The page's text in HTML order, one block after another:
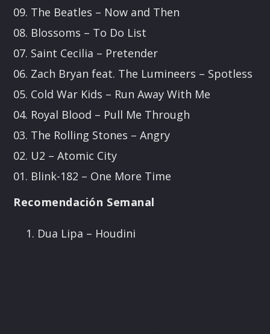
09. The Beatles – Now and Then
08. Blossoms – To Do List
07. Saint Cecilia – Pretender
06. Zach Bryan feat. The Lumineers – Spotless
05. Cold War Kids – Run Away With Me
04. Royal Blood – Pull Me Through
03. The Rolling Stones – Angry
02. U2 – Atomic City
01. Blink-182 – One More Time
Recomendación Semanal
Dua Lipa – Houdini